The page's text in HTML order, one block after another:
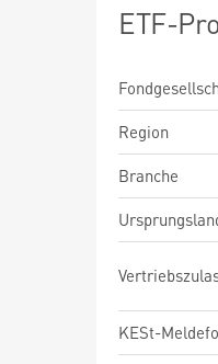
ETF-
Region
Branche
KESt-